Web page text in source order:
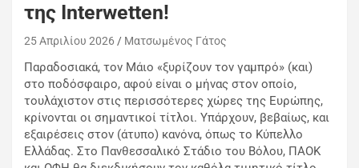
της Interwetten!
25 Απριλίου 2026 Ματσωμένος Γάτος
Παραδοσιακά, τον Μάιο «ξυρίζουν τον γαμπρό» (και)
στο ποδόσφαιρο, αφού είναι ο μήνας στον οποίο,
τουλάχιστον στις περισσότερες χώρες της Ευρώπης,
κρίνονται οι σημαντικοί τίτλοι. Υπάρχουν, βεβαίως, και
εξαιρέσεις στον (άτυπο) κανόνα, όπως το Κύπελλο
Ελλάδας. Στο Πανθεσσαλικό Στάδιο του Βόλου, ΠΑΟΚ